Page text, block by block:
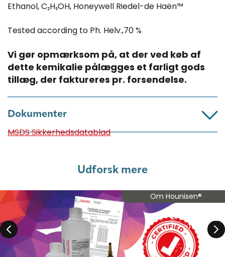
Ethanol, C₂H₅OH, Honeywell Riedel-de Haën™
Tested according to Ph. Helv.,70 %
Vi gør opmærksom på, at der ved køb af
dette kemikalie pålægges et farligt gods
tillæg, der faktureres pr. forsendelse.​
Dokumenter
MSDS Sikkerhedsdatablad
Udforsk mere
Om Hounisen®